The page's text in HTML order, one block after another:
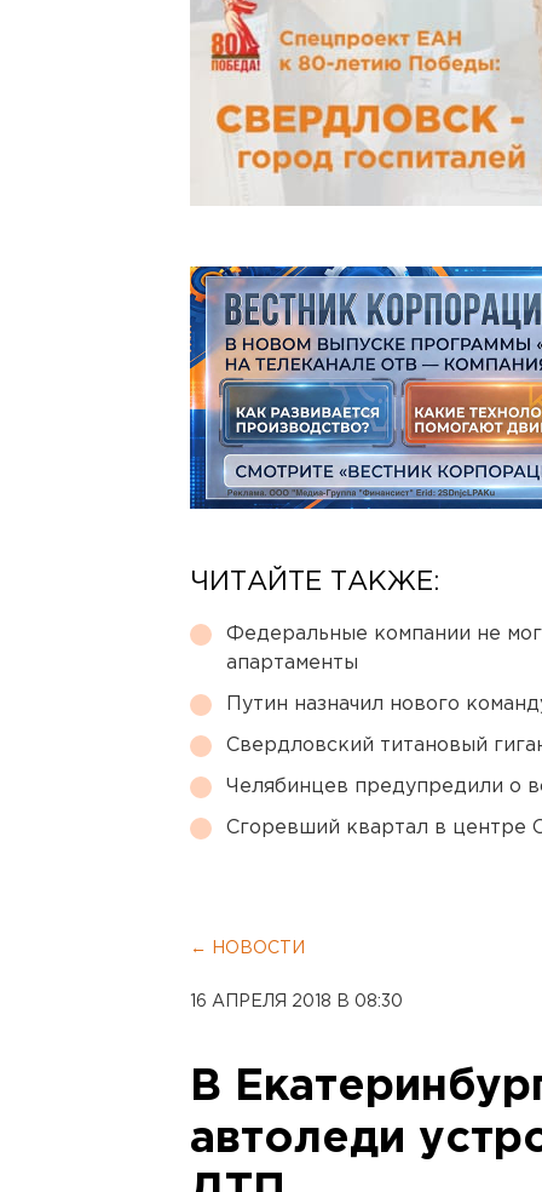
ЧИТАЙТЕ ТАКЖЕ:
Федеральные компании не
апартаменты
Путин назначил нового
Свердловский титановый
Челябинцев предупредили о
Сгоревший квартал в центре
← НОВОСТИ
16 АПРЕЛЯ 2018 В 08:30
В
автоледи